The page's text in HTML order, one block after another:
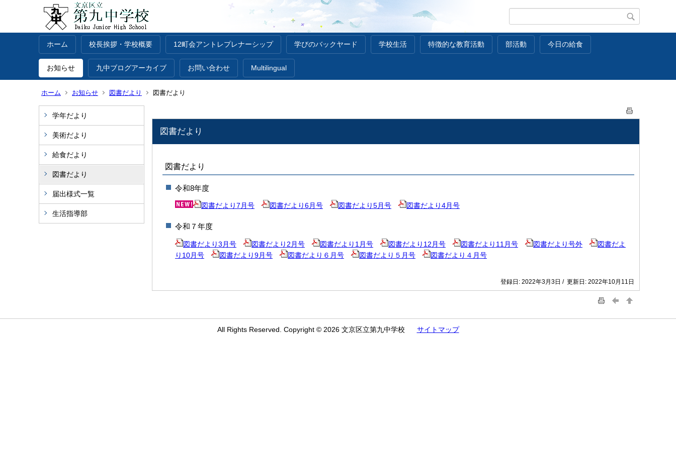
ホーム 校長挨拶・学校概要 12町会アントレプレナーシップ 学びのバックヤード 学校生活 特徴的な教育活動 部活動 今日の給食
お知らせ 九中ブログアーカイブ お問い合わせ Multilingual
ホーム お知らせ 図書だより 図書だより
学年だより
美術だより
給食だより
図書だより
届出様式一覧
生活指導部
図書だより
図書だより
令和8年度
図書だより7月号 図書だより6月号 図書だより5月号 図書だより4月号
令和７年度
図書だより3月号 図書だより2月号 図書だより1月号 図書だより12月号 図書だより11月号 図書だより号外
図書だよ
り10月号
図書だより9月号 図書だより６月号 図書だより５月号 図書だより４月号
登録日: 2022年3月3日 / 更新日: 2022年10月11日
All Rights Reserved. Copyright © 2026 文京区立第九中学校 サイトマップ